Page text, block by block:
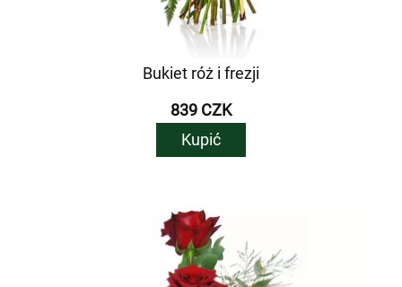
Bukiet róż i frezji
839 CZK
Kupić